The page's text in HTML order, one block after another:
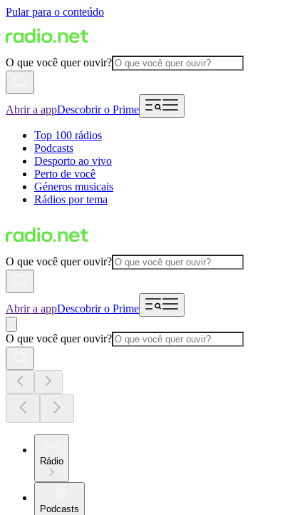
Pular para o conteúdo
O que você quer ouvir?
Abrir a appDescobrir o Prime
Top 100 rádios
Podcasts
Desporto ao vivo
Perto de você
Géneros musicais
Rádios por tema
O que você quer ouvir?
Abrir a appDescobrir o Prime
O que você quer ouvir?
Rádio
Podcasts